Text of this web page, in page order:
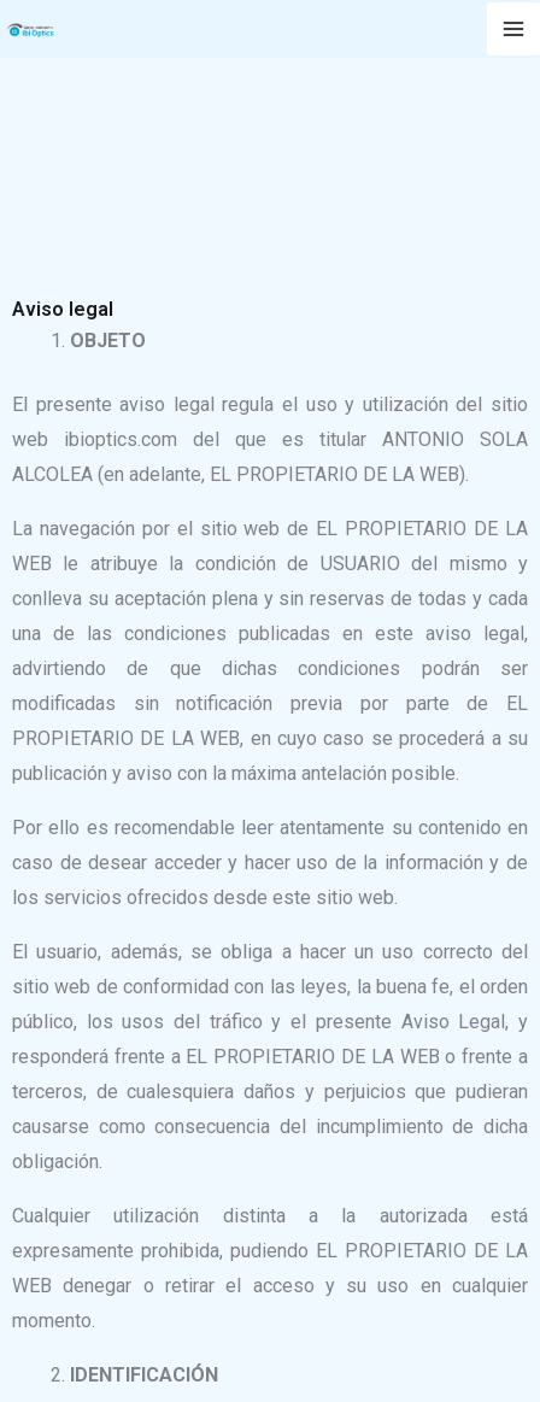
Aviso legal
Aviso legal
OBJETO
El presente aviso legal regula el uso y utilización del sitio
web ibioptics.com del que es titular ANTONIO SOLA
ALCOLEA (en adelante, EL PROPIETARIO DE LA WEB).
La navegación por el sitio web de EL PROPIETARIO DE LA
WEB le atribuye la condición de USUARIO del mismo y
conlleva su aceptación plena y sin reservas de todas y cada
una de las condiciones publicadas en este aviso legal,
advirtiendo de que dichas condiciones podrán ser
modificadas sin notificación previa por parte de EL
PROPIETARIO DE LA WEB, en cuyo caso se procederá a su
publicación y aviso con la máxima antelación posible.
Por ello es recomendable leer atentamente su contenido en
caso de desear acceder y hacer uso de la información y de
los servicios ofrecidos desde este sitio web.
El usuario, además, se obliga a hacer un uso correcto del
sitio web de conformidad con las leyes, la buena fe, el orden
público, los usos del tráfico y el presente Aviso Legal, y
responderá frente a EL PROPIETARIO DE LA WEB o frente a
terceros, de cualesquiera daños y perjuicios que pudieran
causarse como consecuencia del incumplimiento de dicha
obligación.
Cualquier utilización distinta a la autorizada está
expresamente prohibida, pudiendo EL PROPIETARIO DE LA
WEB denegar o retirar el acceso y su uso en cualquier
momento.
IDENTIFICACIÓN